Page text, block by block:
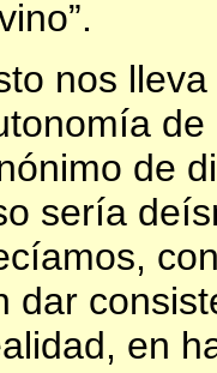
nos
de
sería
dar
en